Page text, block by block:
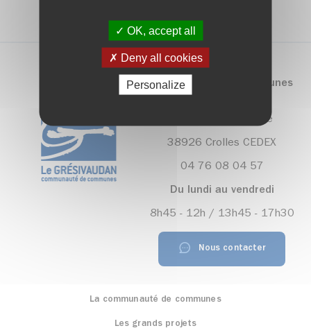
OK, accept all
Deny all cookies
Personalize
Communauté de communes
Le Grésivaudan
390, rue Henri Fabre
38926 Crolles CEDEX
04 76 08 04 57
Du lundi au vendredi
8h45 - 12h / 13h45 - 17h30
Nous contacter
La communauté de communes
Les grands projets